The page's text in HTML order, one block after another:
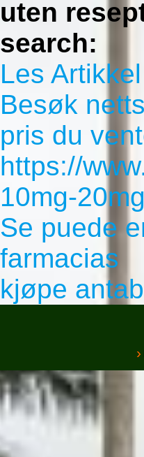
uten
search:
Les Artikkel
Besøk
pris du
https://
10mg-
Se puede
farmacias
kjøpe